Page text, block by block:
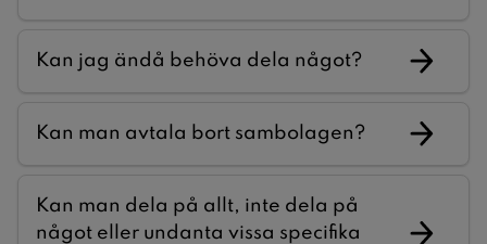
Kan jag ändå behöva dela något?
Kan man avtala bort sambolagen?
Kan man dela på allt, inte dela på
något eller undanta vissa specifika